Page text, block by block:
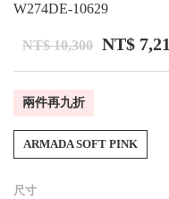
W274DE-10629
NT$ 10,300 NT$
兩件再九折
ARMADA SOFT PINK
尺寸